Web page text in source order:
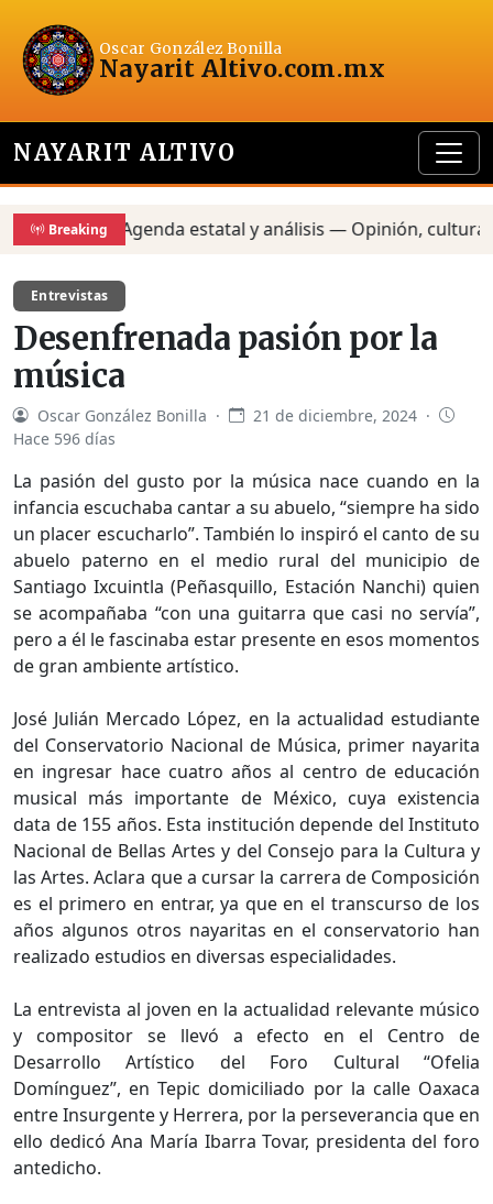
Oscar González Bonilla
Nayarit Altivo.com.mx
NAYARIT ALTIVO
BreakingAgenda estatal y análisis — Opinión, cultura y
Entrevistas
Desenfrenada pasión por la
música
Oscar González Bonilla ·
21 de diciembre, 2024 ·
Hace 596 días
La pasión del gusto por la música nace cuando en la
infancia escuchaba cantar a su abuelo, “siempre ha sido
un placer escucharlo”. También lo inspiró el canto de su
abuelo paterno en el medio rural del municipio de
Santiago Ixcuintla (Peñasquillo, Estación Nanchi) quien
se acompañaba “con una guitarra que casi no servía”,
pero a él le fascinaba estar presente en esos momentos
de gran ambiente artístico.
José Julián Mercado López, en la actualidad estudiante
del Conservatorio Nacional de Música, primer nayarita
en ingresar hace cuatro años al centro de educación
musical más importante de México, cuya existencia
data de 155 años. Esta institución depende del Instituto
Nacional de Bellas Artes y del Consejo para la Cultura y
las Artes. Aclara que a cursar la carrera de Composición
es el primero en entrar, ya que en el transcurso de los
años algunos otros nayaritas en el conservatorio han
realizado estudios en diversas especialidades.
La entrevista al joven en la actualidad relevante músico
y compositor se llevó a efecto en el Centro de
Desarrollo Artístico del Foro Cultural “Ofelia
Domínguez”, en Tepic domiciliado por la calle Oaxaca
entre Insurgente y Herrera, por la perseverancia que en
ello dedicó Ana María Ibarra Tovar, presidenta del foro
antedicho.